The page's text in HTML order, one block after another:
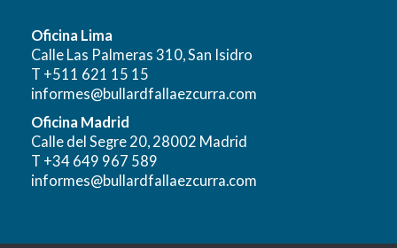
Oficina Lima
Calle Las Palmeras 310, San Isidro
T +511 621 15 15
informes@bullardfallaezcurra.com
Oficina Madrid
Calle del Segre 20, 28002 Madrid
T +34 649 967 589
informes@bullardfallaezcurra.com